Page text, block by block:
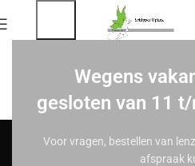
Wegens
gesloten van 11
Voor vragen, bestellen van
afspraak